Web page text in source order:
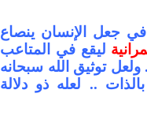
جعل الإنسان ينصاع
ليقع في المتاعب
توثيق الله سبحانه
بالذات .. لعله ذو دلالة